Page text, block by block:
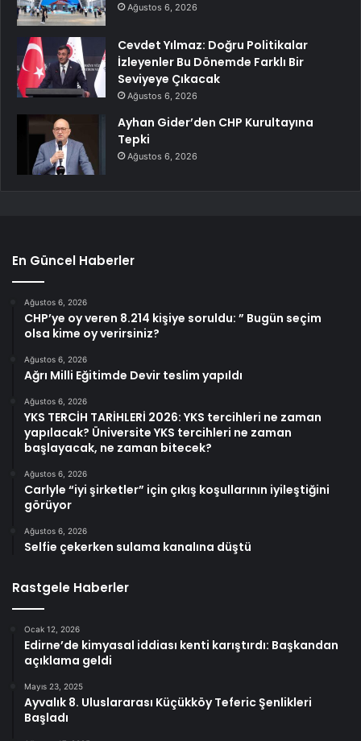
Ağustos 6, 2026
Cevdet Yılmaz: Doğru Politikalar
İzleyenler Bu Dönemde Farklı Bir
Seviyeye Çıkacak
Ağustos 6, 2026
Ayhan Gider’den CHP Kurultayına
Tepki
Ağustos 6, 2026
En Güncel Haberler
Ağustos 6, 2026
CHP’ye oy veren 8.214 kişiye soruldu: ” Bugün seçim
olsa kime oy verirsiniz?
Ağustos 6, 2026
Ağrı Milli Eğitimde Devir teslim yapıldı
Ağustos 6, 2026
YKS TERCİH TARİHLERİ 2026: YKS tercihleri ne zaman
yapılacak? Üniversite YKS tercihleri ne zaman
başlayacak, ne zaman bitecek?
Ağustos 6, 2026
Carlyle “iyi şirketler” için çıkış koşullarının iyileştiğini
görüyor
Ağustos 6, 2026
Selfie çekerken sulama kanalına düştü
Rastgele Haberler
Ocak 12, 2026
Edirne’de kimyasal iddiası kenti karıştırdı: Başkandan
açıklama geldi
Mayıs 23, 2025
Ayvalık 8. Uluslararası Küçükköy Teferic Şenlikleri
Başladı